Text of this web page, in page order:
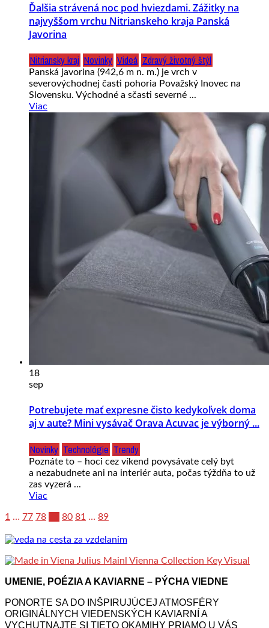
Ďalšia strávená noc pod hviezdami. Zážitky na
najvyššom vrchu Nitrianskeho kraja Panská
Javorina
Nitriansky kraj Novinky Videá Zdravý životný štýl
Panská javorina (942,6 m n. m.) je vrch v
severovýchodnej časti pohoria Považský Inovec na
Slovensku. Východné a sčasti severné ...
Viac
18
sep
Potrebujete mať expresne čisto kedykoľvek doma
aj v aute? Mini vysávač Orava Acuvac je výborný ...
Novinky Technológie Trendy
Poznáte to – hoci cez víkend povysávate celý byt
a nezabudnete ani na interiér auta, počas týždňa to už
zas vyzerá ...
Viac
1 … 77 78 80 81 … 89
UMENIE, POÉZIA A KAVIARNE – PÝCHA VIEDNE
PONORTE SA DO INŠPIRUJÚCEJ ATMOSFÉRY
ORIGINÁLNYCH VIEDENSKÝCH KAVIARNÍ A
VYCHUTNAJTE SI TIETO OKAMIHY PRIAMO U VÁS